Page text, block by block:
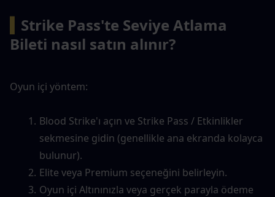
Strike Pass'te Seviye Atlama
Bileti nasıl satın alınır?
Oyun içi yöntem:
Blood Strike'ı açın ve Strike Pass / Etkinlikler
sekmesine gidin (genellikle ana ekranda kolayca
bulunur).
Elite veya Premium seçeneğini belirleyin.
Oyun içi Altınınızla veya gerçek parayla ödeme